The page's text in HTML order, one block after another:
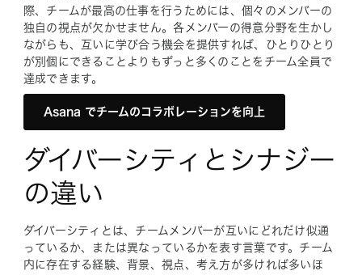
際、チームが最高の仕事を行うためには、個々のメンバーの
独自の視点が欠かせません。各メンバーの得意分野を生かし
ながらも、互いに学び合う機会を提供すれば、ひとりひとり
が別個にできることよりもずっと多くのことをチーム全員で
達成できます。
Asana でチームのコラボレーションを向上
ダイバーシティとシナジー
の違い
ダイバーシティとは、チームメンバーが互いにどれだけ似通
っているか、または異なっているかを表す言葉です。チーム
内に存在する経験、背景、視点、考え方が多ければ多いほ